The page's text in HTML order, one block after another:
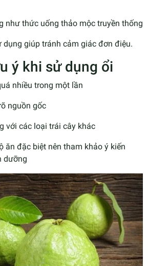
như thức uống thảo mộc truyền thống
dụng giúp tránh cảm giác đơn điệu.
ý khi sử dụng ổi
nhiều trong một lần
nguồn gốc
với các loại trái cây khác
ăn đặc biệt nên tham khảo ý kiến
dưỡng